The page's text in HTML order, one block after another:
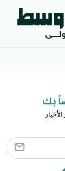
بك​